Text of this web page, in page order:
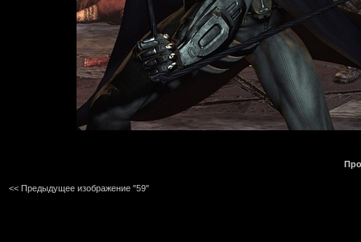
<< Предыдущее изображение "59"